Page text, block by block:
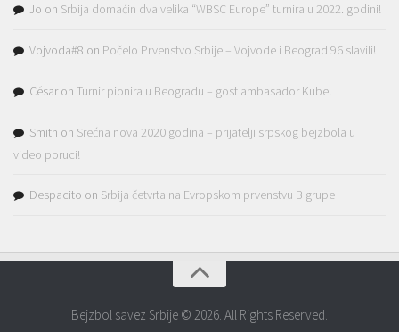
Jo on Srbija domaćin dva velika “WBSC Europe” turnira u 2022. godini!
Vojvoda#8 on Počelo Prvenstvo Srbije – Vojvode i Beograd 96 slavili!
César on Turnir pionira u Beogradu – gost ambasador Kube!
Smith on Srećna nova 2020 godina – prijatelji srpskog bejzbola u
video poruci!
Despacito on Srbija četvrta na Evropskom prvenstvu B grupe
Bejzbol savez Srbije © 2026. All Rights Reserved.